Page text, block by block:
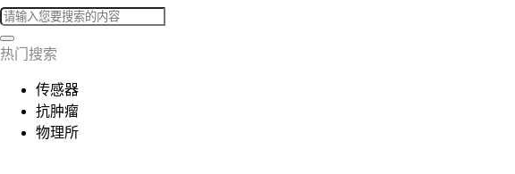
热门搜索
传感器
抗肿瘤
物理所